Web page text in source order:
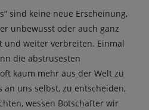
sind keine neue Erscheinung,
unbewusst oder auch ganz
und weiter verbreiten. Einmal
die abstrusesten
kaum mehr aus der Welt zu
an uns selbst, zu entscheiden,
wessen Botschafter wir